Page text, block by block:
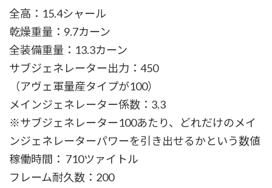
全高：15.4シャール
乾燥重量：9.7カーン
全装備重量：13.3カーン
サブジェネレーター出力：450
（アヴェ軍量産タイプが100）
メインジェネレーター係数：3.3
※サブジェネレーター100あたり、どれだけのメイ
ンジェネレーターパワーを引き出せるかという数値
稼働時間： 710ツァイトル
フレーム耐久数：200